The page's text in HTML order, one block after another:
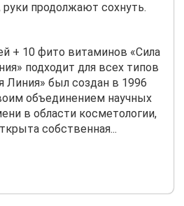
продолжают сохнуть.
+ 10 фито витаминов «Сила
подходит для всех типов
Линия» был создан в 1996
объединением научных
в области косметологии,
собственная...